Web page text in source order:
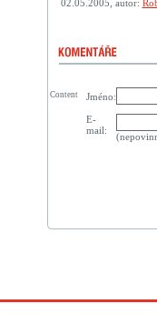
02.05.2005, autor:
Jméno:
E-
mail:
Content